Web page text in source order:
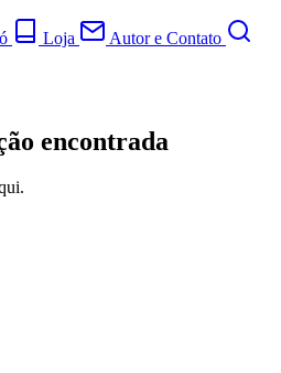
Loja
Autor e Contato
encontrada